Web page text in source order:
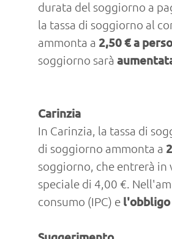
durata del soggiorno a
la tassa di soggiorno al
ammonta a 2,50 € a
soggiorno sarà
Carinzia
In Carinzia, la tassa di
di soggiorno ammonta a
soggiorno, che entrerà in
speciale di 4,00 €.
consumo (IPC) e